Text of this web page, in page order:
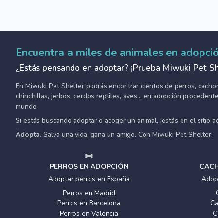
Encuentra a miles de animales en
¿Estás pensando en adoptar? ¡Prueba Miwuki Pet
En Miwuki Pet Shelter podrás encontrar cientos de perros,
chinchillas, jerbos, cerdos reptiles, aves... en adopción
mundo.
Si estás buscando adoptar o acoger un animal, ¡estás en el sitio
Adopta. Salva una vida, gana un amigo. Con Miwuki Pet Shelter.
PERROS EN ADOPCIÓN
Adoptar perros en España
Perros en Madrid
Perros en Barcelona
Perros en Valencia